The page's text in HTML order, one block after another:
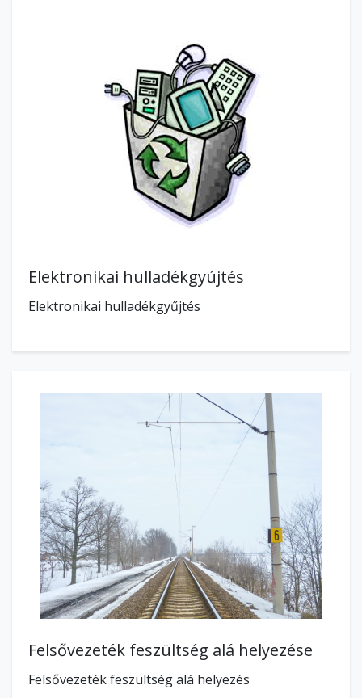
Elektronikai hulladékgyújtés
Elektronikai hulladékgyűjtés
Felsővezeték feszültség alá helyezése
Felsővezeték feszültség alá helyezés